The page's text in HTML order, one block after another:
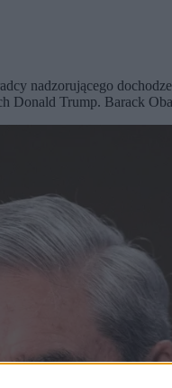
nadzorującego
Donald Trump. Barack